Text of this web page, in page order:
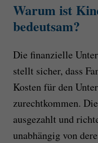
Warum ist
bedeutsam?
Die finanzielle
stellt sicher, dass
Kosten für den
zurechtkommen.
ausgezahlt und
unabhängig von